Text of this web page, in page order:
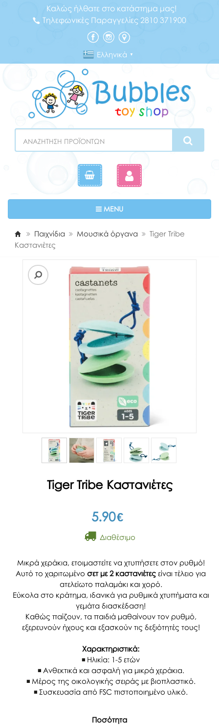
Καλώς ήλθατε στο κατάστημα μας!
Τηλεφωνικές Παραγγελίες 2810 371900
Ελληνικά ▼
MENUToggle navigation
Παιχνίδια Μουσικά όργανα
Tiger Tribe
Καστανιέτες
Tiger Tribe Καστανιέτες
5.90€
Διαθέσιμο
Μικρά χεράκια, ετοιμαστείτε να χτυπήσετε στον ρυθμό!
Αυτό το χαριτωμένο σετ με 2 καστανιέτες είναι τέλειο για
ατελείωτο παλαμάκι και χορό.
Εύκολα στο κράτημα, ιδανικά για ρυθμικά χτυπήματα και
γεμάτα διασκέδαση!
Καθώς παίζουν, τα παιδιά μαθαίνουν τον ρυθμό,
εξερευνούν ήχους και εξασκούν τις δεξιότητές τους!
Χαρακτηριστικά:
Ηλικία: 1-5 ετών
Ανθεκτικά και ασφαλή για μικρά χεράκια.
Μέρος της οικολογικής σειράς με βιοπλαστικό.
Συσκευασία από FSC πιστοποιημένο υλικό.
Ποσότητα